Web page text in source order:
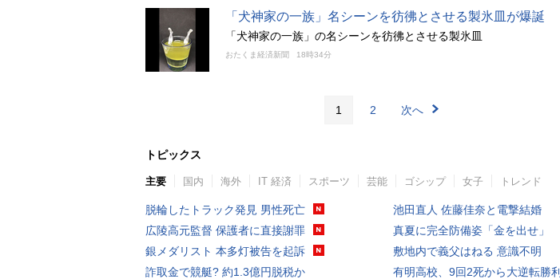
「犬神家の一族」名シーンを彷彿とさせる製氷皿が爆誕
「犬神家の一族」の名シーンを彷彿とさせる製氷皿
おたくま経済新聞 18時34分
1 2 次へ
トピックス
主要 国内 海外 IT 経済 スポーツ 芸能 ゴシップ 女子 トレンド
脱輪したトラック発見 男性死亡
広陵高元監督 保護者に直接謝罪
銀メダリスト 本多灯被告を起訴
詐取金で競艇? 約1.3億円脱税か
池田直人 佐藤佳奈と電撃結婚
真夏に完全防備姿「金を出せ」
敷地内で義父はねる 意識不明
有明高校、9回2死から大逆転勝利